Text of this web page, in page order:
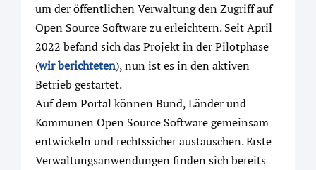
um der öffentlichen Verwaltung den Zugriff auf
Open Source Software zu erleichtern. Seit April
2022 befand sich das Projekt in der Pilotphase
(wir berichteten), nun ist es in den aktiven
Betrieb gestartet.
Auf dem Portal können Bund, Länder und
Kommunen Open Source Software gemeinsam
entwickeln und rechtssicher austauschen. Erste
Verwaltungsanwendungen finden sich bereits